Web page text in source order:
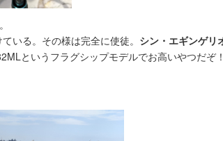
いる。その様は完全に使徒。 シン・エギンゲリ
というフラグシップモデルでお高いやつだぞ